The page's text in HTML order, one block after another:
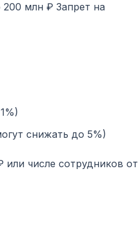
200 млн ₽ Запрет на
снижать до 5%)
числе сотрудников от